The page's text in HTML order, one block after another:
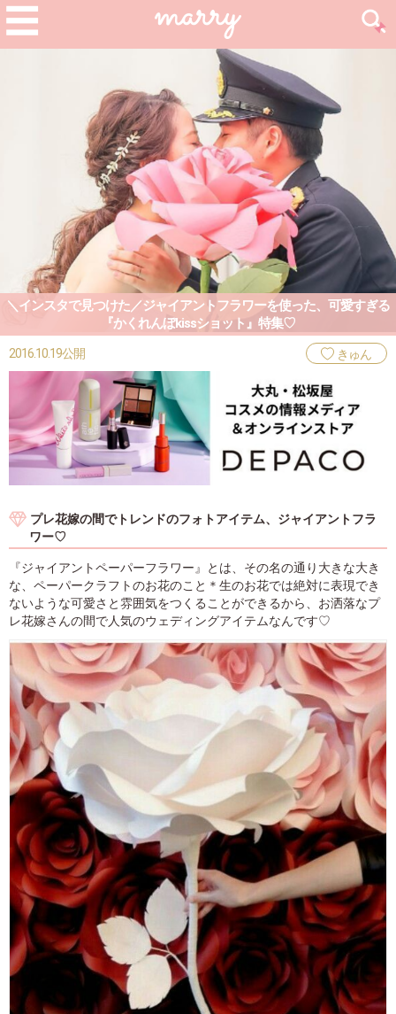
＼インスタで見つけた／ジャイアントフラワーを使った、可愛すぎる
『かくれんぼkissショット』特集♡
2016.10.19公開 きゅん
プレ花嫁の間でトレンドのフォトアイテム、ジャイアントフラ
ワー♡
『ジャイアントペーパーフラワー』とは、その名の通り大きな大き
な、ペーパークラフトのお花のこと＊生のお花では絶対に表現でき
ないような可愛さと雰囲気をつくることができるから、お洒落なプ
レ花嫁さんの間で人気のウェディングアイテムなんです♡